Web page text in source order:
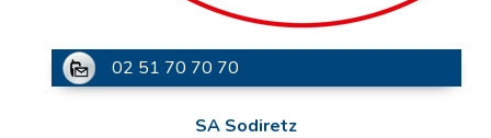
02 51 70 70 70
SA Sodiretz